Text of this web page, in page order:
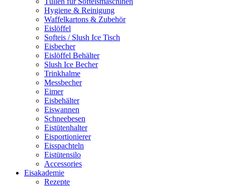
Hygiene & Reinigung
Waffelkartons & Zubehör
Eislöffel
Softeis / Slush Ice Tisch
Eisbecher
Eislöffel Behälter
Slush Ice Becher
Trinkhalme
Messbecher
Eimer
Eisbehälter
Eiswannen
Schneebesen
Eistütenhalter
Eisportionierer
Eisspachteln
Eistütensilo
Accessories
Eisakademie
Rezepte